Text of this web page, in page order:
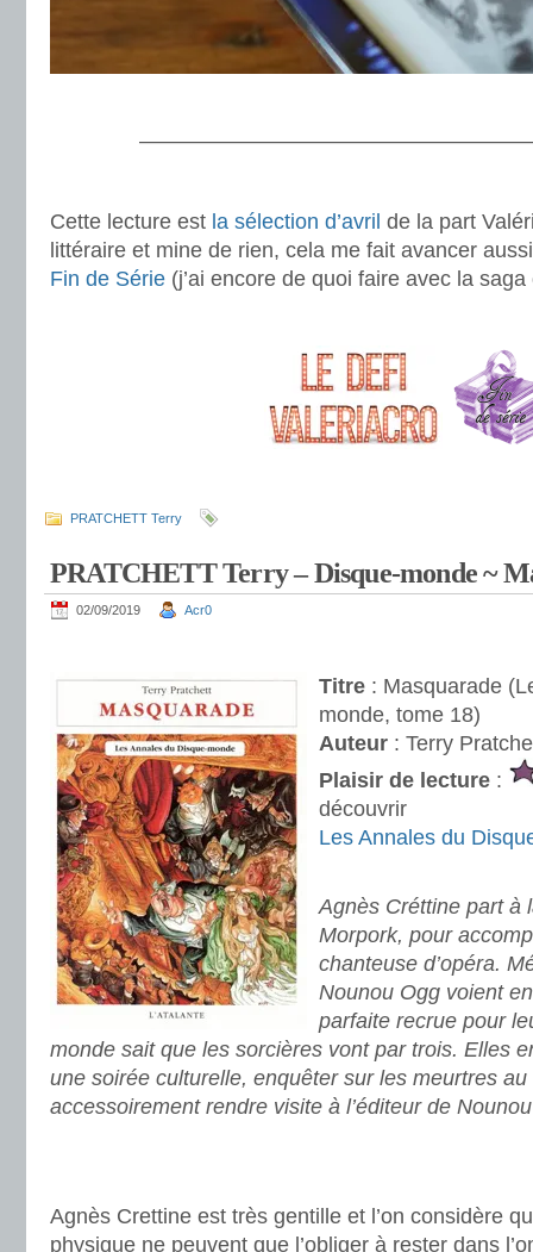
Cette lecture est la sélection d’avril de la part
littéraire et mine de rien, cela me fait avancer
Fin de Série (j’ai encore de quoi faire avec la
PRATCHETT Terry
PRATCHETT Terry – Disque-monde ~
02/09/2019 Acr0
Titre : Masquarade
monde, tome 18)
Auteur : Terry
Plaisir de lecture :
découvrir
Les Annales du
Agnès Créttine part à
Morpork, pour
chanteuse d’opéra.
Nounou Ogg voient
parfaite recrue pour
monde sait que les sorcières vont par trois. Elles
une soirée culturelle, enquêter sur les meurtres
accessoirement rendre visite à l’éditeur de
Agnès Crettine est très gentille et l’on considère
physique ne peuvent que l’obliger à rester dans